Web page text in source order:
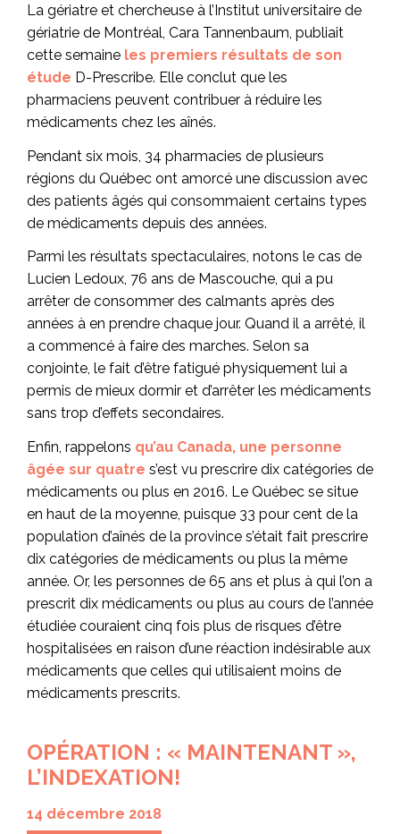
La gériatre et chercheuse à l’Institut universitaire de
gériatrie de Montréal, Cara Tannenbaum, publiait
cette semaine les premiers résultats de son
étude D-Prescribe. Elle conclut que les
pharmaciens peuvent contribuer à réduire les
médicaments chez les aînés.
Pendant six mois, 34 pharmacies de plusieurs
régions du Québec ont amorcé une discussion avec
des patients âgés qui consommaient certains types
de médicaments depuis des années.
Parmi les résultats spectaculaires, notons le cas de
Lucien Ledoux, 76 ans de Mascouche, qui a pu
arrêter de consommer des calmants après des
années à en prendre chaque jour. Quand il a arrêté, il
a commencé à faire des marches. Selon sa
conjointe, le fait d’être fatigué physiquement lui a
permis de mieux dormir et d’arrêter les médicaments
sans trop d’effets secondaires.
Enfin, rappelons qu’au Canada, une personne
âgée sur quatre s’est vu prescrire dix catégories de
médicaments ou plus en 2016. Le Québec se situe
en haut de la moyenne, puisque 33 pour cent de la
population d’aînés de la province s’était fait prescrire
dix catégories de médicaments ou plus la même
année. Or, les personnes de 65 ans et plus à qui l’on a
prescrit dix médicaments ou plus au cours de l’année
étudiée couraient cinq fois plus de risques d’être
hospitalisées en raison d’une réaction indésirable aux
médicaments que celles qui utilisaient moins de
médicaments prescrits.
OPÉRATION : « MAINTENANT »,
L’INDEXATION!
14 décembre 2018